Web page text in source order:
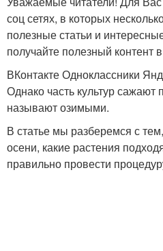
соц сетях, в которых
полезные статьи и
получайте полезный контент
ВКонтакте Одноклассники
Однако часть культур сажают
называют озимыми.
В статье мы разберемся с
осени, какие растения
правильно провести